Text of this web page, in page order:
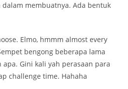
membuatnya. Ada bentuk
Elmo, hmmm almost every
bengong beberapa lama
Gini kali yah perasaan para
challenge time. Hahaha